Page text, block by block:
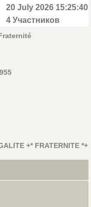
20 July 2026 15:25:40
4 Участников
+* FRATERNITE *+